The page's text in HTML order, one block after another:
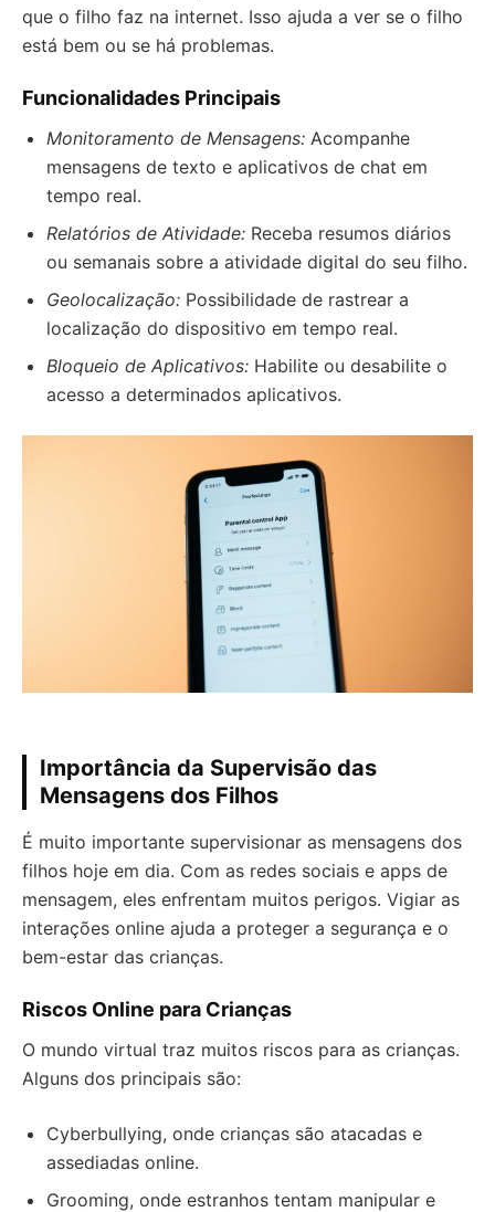
que o filho faz na internet. Isso ajuda a ver se o filho
está bem ou se há problemas.
Funcionalidades Principais
Monitoramento de Mensagens: Acompanhe
mensagens de texto e aplicativos de chat em
tempo real.
Relatórios de Atividade: Receba resumos diários
ou semanais sobre a atividade digital do seu filho.
Geolocalização: Possibilidade de rastrear a
localização do dispositivo em tempo real.
Bloqueio de Aplicativos: Habilite ou desabilite o
acesso a determinados aplicativos.
Importância da Supervisão das
Mensagens dos Filhos
É muito importante supervisionar as mensagens dos
filhos hoje em dia. Com as redes sociais e apps de
mensagem, eles enfrentam muitos perigos. Vigiar as
interações online ajuda a proteger a segurança e o
bem-estar das crianças.
Riscos Online para Crianças
O mundo virtual traz muitos riscos para as crianças.
Alguns dos principais são:
Cyberbullying, onde crianças são atacadas e
assediadas online.
Grooming, onde estranhos tentam manipular e